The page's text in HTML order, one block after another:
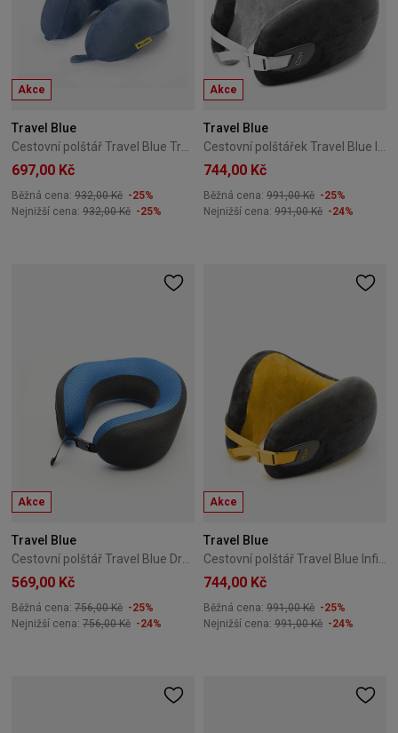
Akce
Travel Blue
Cestovní polštář Travel Blue Tranquility Pillow TB-212-Blue
697,00 Kč
Běžná cena: 932,00 Kč -25%
Nejnižší cena: 932,00 Kč -25%
Akce
Travel Blue
Cestovní polštářek Travel Blue Infinity Pillow TB-209-Grey
744,00 Kč
Běžná cena: 991,00 Kč -25%
Nejnižší cena: 991,00 Kč -24%
Akce
Travel Blue
Cestovní polštář Travel Blue Dreamer Pillow TB-208-Blue
569,00 Kč
Běžná cena: 756,00 Kč -25%
Nejnižší cena: 756,00 Kč -24%
Akce
Travel Blue
Cestovní polštář Travel Blue Infinity Pillow TB-209-Yellow
744,00 Kč
Běžná cena: 991,00 Kč -25%
Nejnižší cena: 991,00 Kč -24%